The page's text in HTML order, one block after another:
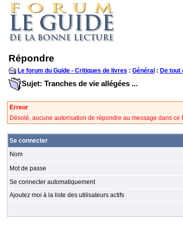
Répondre
Le forum du Guide - Critiques de livres : Général : De tout
Sujet: Tranches de vie allégées ...
Erreur
Désolé, aucune autorisation de répondre au message dans ce
Se connecter
Nom
Mot de passe
Se connecter automatiquement
Ajoutez moi à la liste des utilisateurs actifs